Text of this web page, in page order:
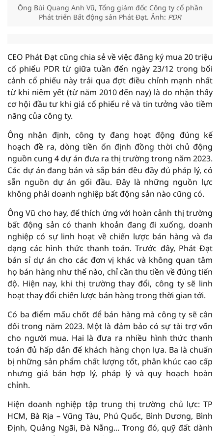
Ông Bùi Quang Anh Vũ, Tổng giám đốc Công ty cổ phần
Phát triển Bất động sản Phát Đạt. Ảnh: PDR
CEO Phát Đạt cũng chia sẻ về việc đăng ký mua 20 triệu
cổ phiếu PDR từ giữa tuần đến ngày 23/12 trong bối
cảnh cổ phiếu này trải qua đợt điều chỉnh mạnh nhất
từ khi niêm yết (từ năm 2010 đến nay) là do nhận thấy
cơ hội đầu tư khi giá cổ phiếu rẻ và tin tưởng vào tiềm
năng của công ty.
Ông nhận định, công ty đang hoạt động đúng kế
hoạch đề ra, dòng tiền ổn định đồng thời chủ động
nguồn cung 4 dự án đưa ra thị trường trong năm 2023.
Các dự án đang bán và sắp bán đều đầy đủ pháp lý, có
sẵn nguồn dự án gối đầu. Đây là những nguồn lực
không phải doanh nghiệp bất động sản nào cũng có.
Ông Vũ cho hay, để thích ứng với hoàn cảnh thị trường
bất động sản có thanh khoản đang đi xuống, doanh
nghiệp có sự linh hoạt về chiến lược bán hàng và đa
dạng các hình thức thanh toán. Trước đây, Phát Đạt
bán sỉ dự án cho các đơn vị khác và không quan tâm
họ bán hàng như thế nào, chỉ cần thu tiền về đúng tiến
độ. Hiện nay, khi thị trường thay đổi, công ty sẽ linh
hoạt thay đổi chiến lược bán hàng trong thời gian tới.
Có ba điểm mấu chốt để bán hàng mà công ty sẽ cân
đối trong năm 2023. Một là đảm bảo có sự tài trợ vốn
cho người mua. Hai là đưa ra nhiều hình thức thanh
toán đủ hấp dẫn để khách hàng chọn lựa. Ba là chuẩn
bị những sản phẩm chất lượng tốt, phân khúc cao cấp
nhưng giá bán hợp lý, pháp lý và quy hoạch hoàn
chỉnh.
Hiện doanh nghiệp tập trung thị trường chủ lực: TP
HCM, Bà Rịa – Vũng Tàu, Phú Quốc, Bình Dương, Bình
Định, Quảng Ngãi, Đà Nẵng... Trong đó, quỹ đất dành